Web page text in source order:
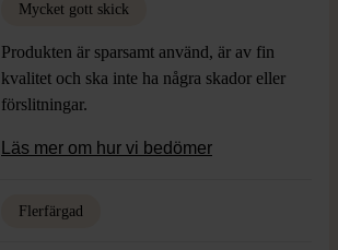
Mycket gott skick
Produkten är sparsamt använd, är av fin
kvalitet och ska inte ha några skador eller
förslitningar.
Läs mer om hur vi bedömer
Flerfärgad